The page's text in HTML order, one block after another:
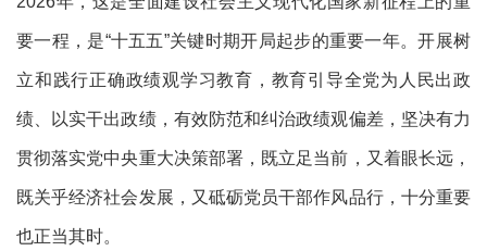
要一程，是“十五五”关键时期开局起步的重要一年。开展树
立和践行正确政绩观学习教育，教育引导全党为人民出政
绩、以实干出政绩，有效防范和纠治政绩观偏差，坚决有力
贯彻落实党中央重大决策部署，既立足当前，又着眼长远，
既关乎经济社会发展，又砥砺党员干部作风品行，十分重要
也正当其时。